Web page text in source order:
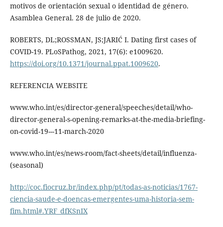
motivos de orientación sexual o identidad de género.
Asamblea General. 28 de julio de 2020.
ROBERTS, DL;ROSSMAN, JS;JARIĆ I. Dating first cases of
COVID-19. PLoSPathog, 2021, 17(6): e1009620.
https://doi.org/10.1371/journal.ppat.1009620.
REFERENCIA WEBSITE
www.who.int/es/director-general/speeches/detail/who-
director-general-s-opening-remarks-at-the-media-briefing-
on-covid-19---11-march-2020
www.who.int/es/news-room/fact-sheets/detail/influenza-
(seasonal)
http://coc.fiocruz.br/index.php/pt/todas-as-noticias/1767-
ciencia-saude-e-doencas-emergentes-uma-historia-sem-
fim.html#.YRF_dfKSnIX